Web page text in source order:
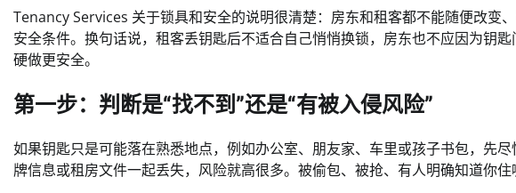
Tenancy Services 关于锁具和安全的说明很清楚：房东和租客都不能随便改变
安全条件。换句话说，租客丢钥匙后不适合自己悄悄换锁，房东也不应因为钥
硬做更安全。
第一步：判断是“找不到”还是“有被入侵风险”
如果钥匙只是可能落在熟悉地点，例如办公室、朋友家、车里或孩子书包，先
牌信息或租房文件一起丢失，风险就高很多。被偷包、被抢、有人明确知道你住